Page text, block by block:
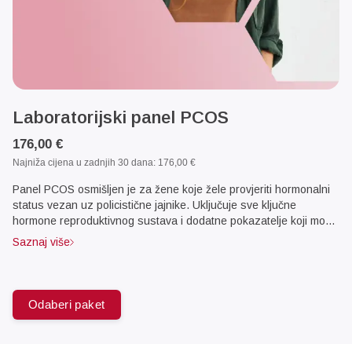
Laboratorijski panel PCOS
176,00 €
Najniža cijena u zadnjih 30 dana: 176,00 €
Panel PCOS osmišljen je za žene koje žele provjeriti hormonalni
status vezan uz policistične jajnike. Uključuje sve ključne
hormone reproduktivnog sustava i dodatne pokazatelje koji mogu
pomoći u dijagnostici PCOS-a, kao što su: - Estradiol - DHEA-S -
FSH i LH - Testosteron i slobodni testosteron - SHBG (globulin
specijalistima endokrinologije i ginekologije, kako bi pružili
pouzdane informacije za dijagnostiku i praćenje PCOS-a.
Saznaj više
Odaberi paket